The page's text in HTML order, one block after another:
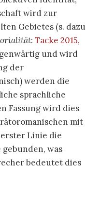
wird zur
Gebietes (s. dazu
: Tacke 2015,
und wird
der
werden die
sprachliche
Fassung wird dies
mit
Linie die
was
bedeutet dies